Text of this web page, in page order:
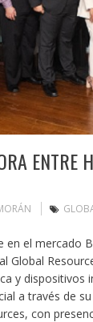
ENTRE
en el mercado
Global
y dispositivos
a través de
con